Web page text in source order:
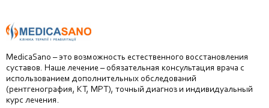
MedicaSano – это возможность естественного восстановления
суставов. Наше лечение – обязательная консультация врача с
использованием дополнительных обследований
(рентгенография, КТ, МРТ), точный диагноз и индивидуальный
курс лечения.